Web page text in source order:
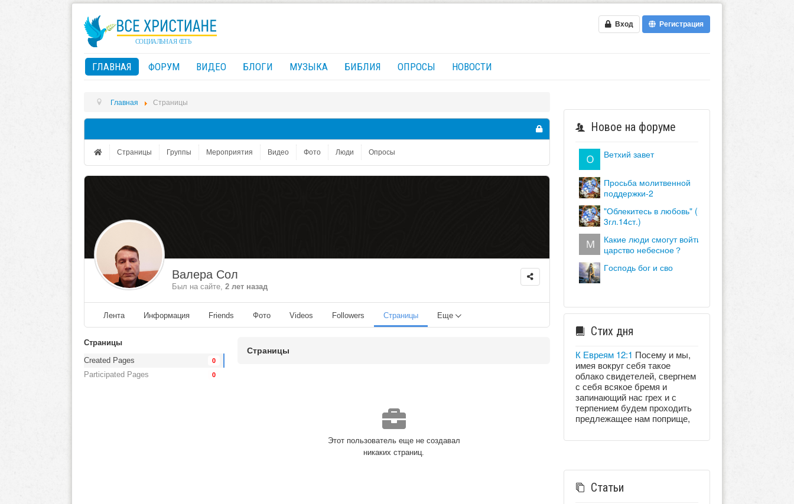
Вход Регистрация
ГЛАВНАЯ ФОРУМ ВИДЕО БЛОГИ МУЗЫКА БИБЛИЯ ОПРОСЫ НОВОСТИ
Главная Страницы
Страницы Группы Мероприятия Видео Фото Люди Опросы
Валера Сол
Был на сайте, 2 лет назад
Лента Информация Friends Фото Videos Followers Страницы Еще
Страницы
Created Pages
0
Participated Pages 0
Страницы
Этот пользователь еще не создавал
никаких страниц.
Новое на форуме
ветхий завет
просьба молитвенной
поддержки-2
"облекитесь в любовь" (кол.
3гл.14ст.)
какие люди смогут войти в
царство небесное？
господь бог и сво
Стих дня
К Евреям 12:1 Посему и мы,
имея вокруг себя такое
облако свидетелей, свергнем
с себя всякое бремя и
запинающий нас грех и с
терпением будем проходить
предлежащее нам поприще,
Статьи